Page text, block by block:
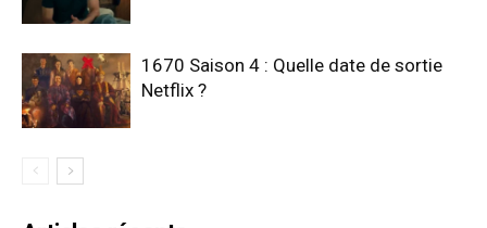
1670 Saison 4 : Quelle date de sortie
Netflix ?